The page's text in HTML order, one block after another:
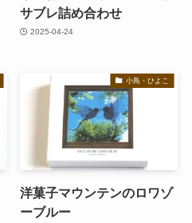
サブレ詰め合わせ
2025-04-24
小鳥・ひよこ
洋菓子マウンテンのロワゾ
ーブルー